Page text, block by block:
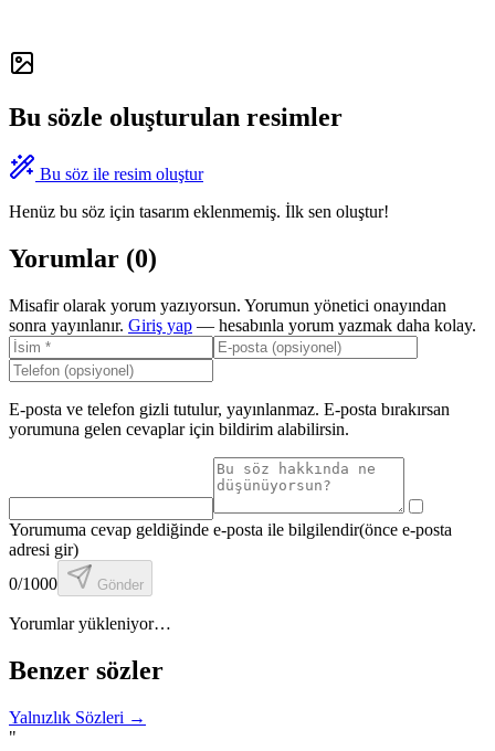
Bu sözle oluşturulan resimler
Bu söz ile resim oluştur
Henüz bu söz için tasarım eklenmemiş. İlk sen oluştur!
Yorumlar (0)
Misafir olarak yorum yazıyorsun. Yorumun yönetici onayından
sonra yayınlanır. Giriş yap — hesabınla yorum yazmak daha kolay.
E-posta ve telefon gizli tutulur, yayınlanmaz. E-posta bırakırsan
yorumuna gelen cevaplar için bildirim alabilirsin.
Yorumuma cevap geldiğinde e-posta ile bilgilendir(önce e-posta
adresi gir)
0/1000 Gönder
Yorumlar yükleniyor…
Benzer sözler
Yalnızlık Sözleri →
"